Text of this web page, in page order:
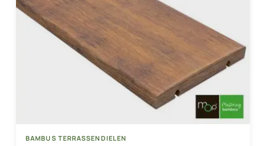
BAMBUS TERRASSENDIELEN